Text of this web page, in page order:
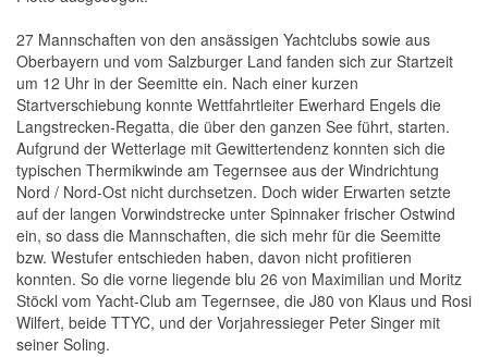
27 Mannschaften von den ansässigen Yachtclubs sowie aus
Oberbayern und vom Salzburger Land fanden sich zur Startzeit
um 12 Uhr in der Seemitte ein. Nach einer kurzen
Startverschiebung konnte Wettfahrtleiter Ewerhard Engels die
Langstrecken-Regatta, die über den ganzen See führt, starten.
Aufgrund der Wetterlage mit Gewittertendenz konnten sich die
typischen Thermikwinde am Tegernsee aus der Windrichtung
Nord / Nord-Ost nicht durchsetzen. Doch wider Erwarten setzte
auf der langen Vorwindstrecke unter Spinnaker frischer Ostwind
ein, so dass die Mannschaften, die sich mehr für die Seemitte
bzw. Westufer entschieden haben, davon nicht profitieren
konnten. So die vorne liegende blu 26 von Maximilian und Moritz
Stöckl vom Yacht-Club am Tegernsee, die J80 von Klaus und Rosi
Wilfert, beide TTYC, und der Vorjahressieger Peter Singer mit
seiner Soling.